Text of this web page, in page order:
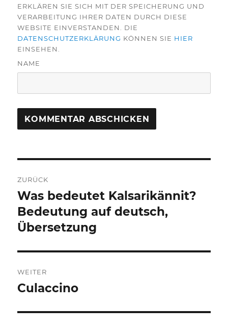
ERKLÄREN SIE SICH MIT DER SPEICHERUNG UND
VERARBEITUNG IHRER DATEN DURCH DIESE
WEBSITE EINVERSTANDEN. DIE
DATENSCHUTZERKLÄRUNG KÖNNEN SIE HIER
EINSEHEN.
NAME
ZURÜCK
Vorheriger
Beitrag:
Was bedeutet Kalsarikännit?
Bedeutung auf deutsch,
Übersetzung
WEITER
Nächster
Culaccino